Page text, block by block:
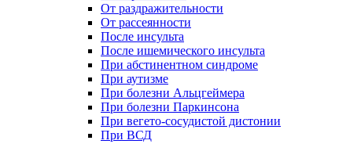
От раздражительности
От рассеянности
После инсульта
После ишемического инсульта
При абстинентном синдроме
При аутизме
При болезни Альцгеймера
При болезни Паркинсона
При вегето-сосудистой дистонии
При ВСД